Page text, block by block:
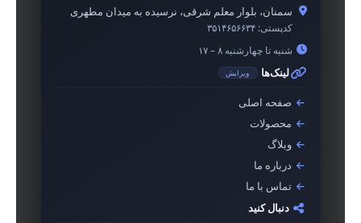
سمنان، بلوار معلم شرقی، نرسیده به میدان مطهری
کدپستی: ۳۵۱۴۶۵۶۶۳۴
شنبه تا چهارشنبه ۸ – ۱۷
لینک‌ها ویرایش
صفحه اصلی
محصولات
وبلاگ
درباره ما
تماس با ما
دنبال کنید